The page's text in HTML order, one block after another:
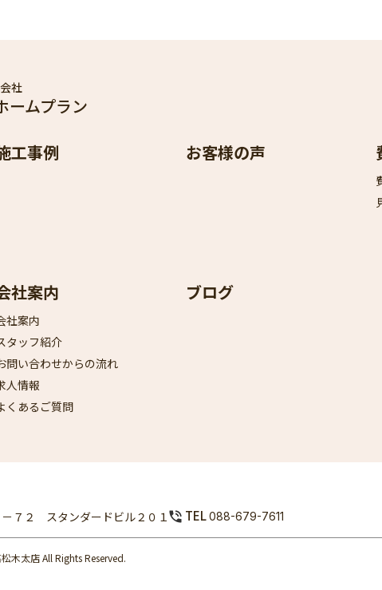
社
ームプラン
工事例 お客様の声
社案内
社案内
タッフ紹介
問い合わせからの流れ
人情報
くあるご質問
ブログ
７２ スタンダードビル２０１ TEL088-679-7611
木太店 All Rights Reserved.